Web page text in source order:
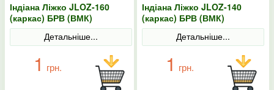
Індіана Ліжко JLOZ-160
(каркас) БРВ (ВМК)
Детальніше...
1 грн.
Індіана Ліжко JLOZ-140
(каркас) БРВ (ВМК)
Детальніше...
1 грн.